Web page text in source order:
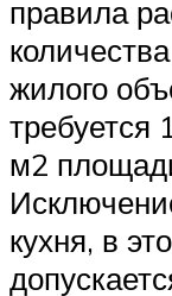
правила
жилого
требуется
м2
кухня, в